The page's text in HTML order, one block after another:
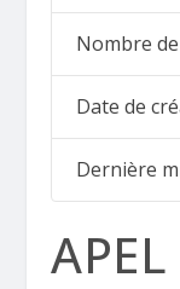
Nombre
Date de
Dernière